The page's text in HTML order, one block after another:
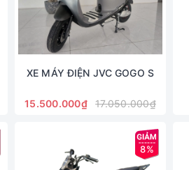
XE MÁY ĐIỆN JVC GOGO S
15.500.000₫ 17.050.000₫
8%